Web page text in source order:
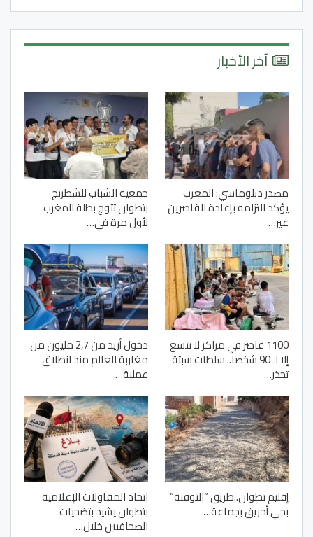
آخر الأخبار
مصدر دبلوماسي: المغرب
يؤكد التزامه بإعادة القاصرين
غير…
جمعية الشباب للشطرنج
بتطوان تتوج بطلة للمغرب
لأول مرة في…
1100 قاصر في مراكز لا تتسع
إلا لـ 90 شخصا.. سلطات سبتة
تحذر…
دخول أزيد من 2,7 مليون من
مغاربة العالم منذ انطلاق
عملية…
إقليم تطوان..طريق “التوفنة”
بحي أحريق بجماعة…
اتحاد المقاولات الإعلامية
بتطوان يشيد بتضحيات
الصحافيين خلال…